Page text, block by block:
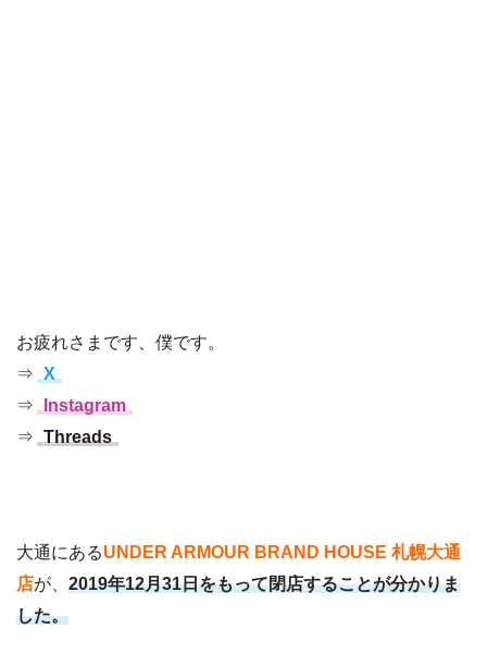
お疲れさまです、僕です。
⇒ X
⇒
Instagram
⇒ Threads
大通にあるUNDER ARMOUR BRAND HOUSE 札幌大通
店が、 2019年12月31日をもって閉店することが分かりま
した。